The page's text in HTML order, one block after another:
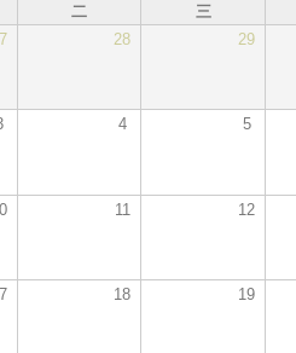
二 三
28 29
4 5
11 12
18 19